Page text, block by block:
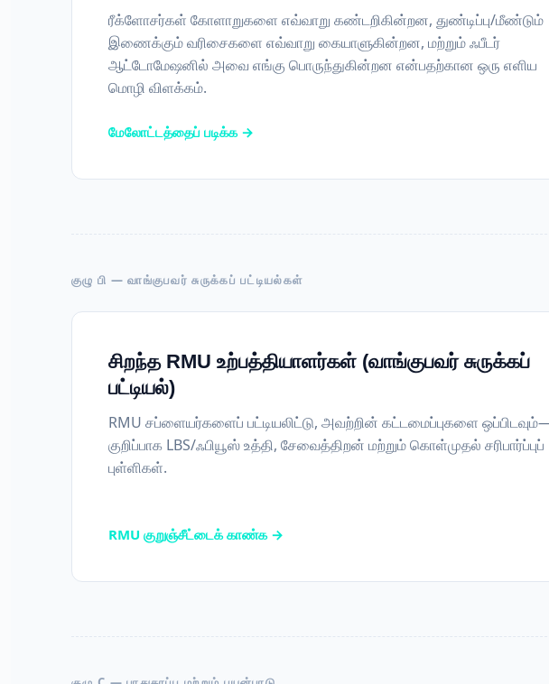
ரீக்ளோசர்கள் கோளாறுகளை எவ்வாறு கண்டறிகின்றன, துண்டிப்பு/மீண்டும்
இணைக்கும் வரிசைகளை எவ்வாறு கையாளுகின்றன, மற்றும் ஃபீடர்
ஆட்டோமேஷனில் அவை எங்கு பொருந்துகின்றன என்பதற்கான ஒரு எளிய
மொழி விளக்கம்.
மேலோட்டத்தைப் படிக்க →
குழு பி — வாங்குபவர் சுருக்கப் பட்டியல்கள்
சிறந்த RMU உற்பத்தியாளர்கள் (வாங்குபவர் சுருக்கப்
பட்டியல்)
RMU சப்ளையர்களைப் பட்டியலிட்டு, அவற்றின் கட்டமைப்புகளை
குறிப்பாக LBS/ஃபியூஸ் உத்தி, சேவைத்திறன் மற்றும் கொள்முதல் சரிபார்ப்புப்
புள்ளிகள்.
RMU குறுஞ்சீட்டைக் காண்க →